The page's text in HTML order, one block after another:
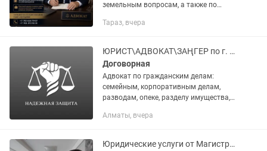
земельным вопросам, а также по
расписки
Тараз, вчера
ЮРИСТ\АДВОКАТ\ЗАҢГЕР по г. Алматы - Адвокатския контора Надежная защита
Договорная
Адвокат по гражданским делам:
семейным, корпоративным делам,
разводам, опеке, разделу имущества,
договорные обязательствам. Адвокат
Алматы, вчера
Юридические услуги от Магистра права в Алматы